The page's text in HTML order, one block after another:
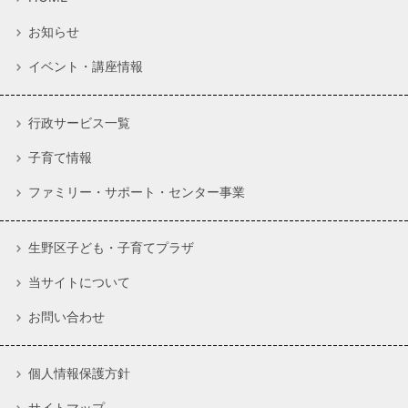
お知らせ
イベント・講座情報
行政サービス一覧
子育て情報
ファミリー・サポート・センター事業
生野区子ども・子育てプラザ
当サイトについて
お問い合わせ
個人情報保護方針